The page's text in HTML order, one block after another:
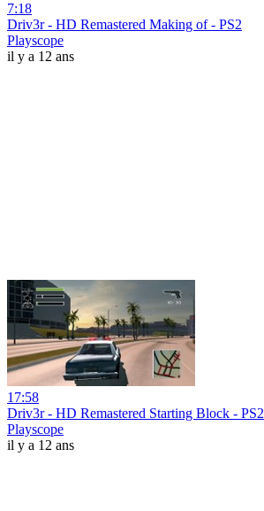
7:18
Driv3r - HD Remastered Making of - PS2
Playscope
il y a 12 ans
17:58
Driv3r - HD Remastered Starting Block - PS2
Playscope
il y a 12 ans